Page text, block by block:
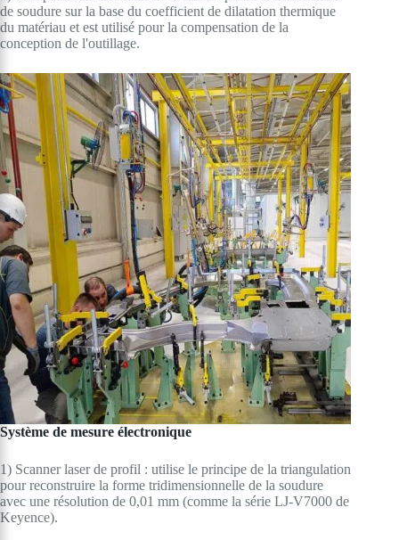
de soudure sur la base du coefficient de dilatation thermique
du matériau et est utilisé pour la compensation de la
conception de l'outillage.
Système de mesure électronique
1) Scanner laser de profil : utilise le principe de la triangulation
pour reconstruire la forme tridimensionnelle de la soudure
avec une résolution de 0,01 mm (comme la série LJ-V7000 de
Keyence).